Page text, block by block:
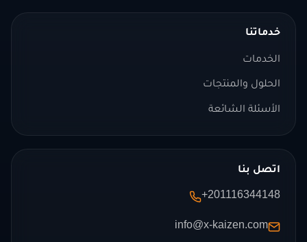
خدماتنا
الخدمات
الحلول والمنتجات
الأسئلة الشائعة
اتصل بنا
+201116344148
info@x-kaizen.com